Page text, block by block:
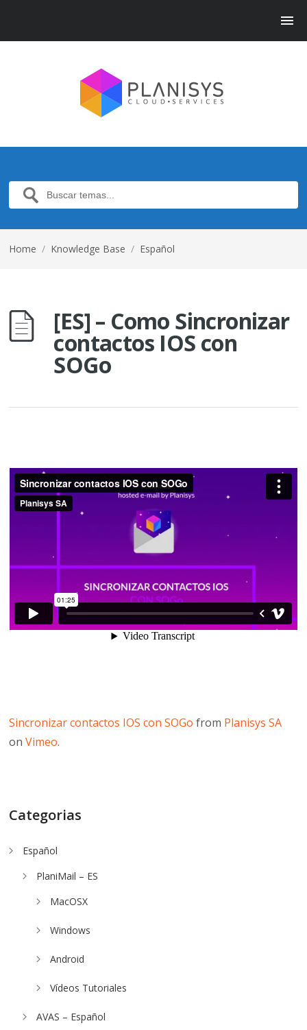
Home / Knowledge Base / Español
[ES] – Como Sincronizar
contactos IOS con
SOGo
Sincronizar contactos IOS con SOGo from Planisys SA
onVimeo.
Categorias
Español
PlaniMail – ES
MacOSX
Windows
Android
Vídeos Tutoriales
AVAS – Español